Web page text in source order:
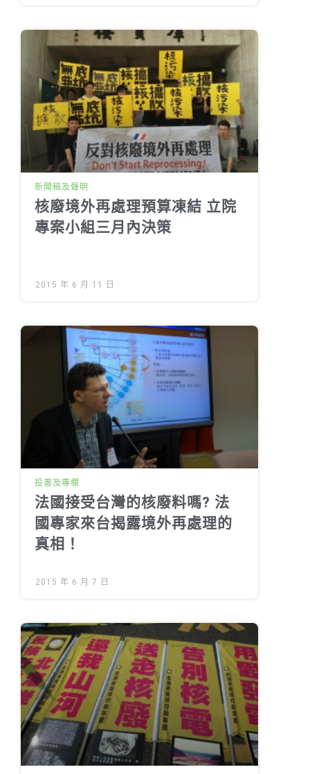
新聞稿及聲明
核廢境外再處理預算凍結 立院
專案小組三月內決策
2015 年 6 月 11 日
投書及專欄
法國接受台灣的核廢料嗎? 法
國專家來台揭露境外再處理的
真相！
2015 年 6 月 7 日